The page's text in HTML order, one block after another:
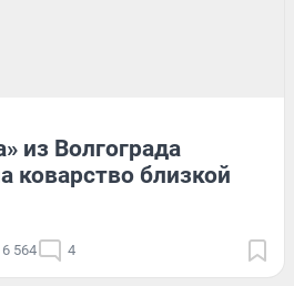
из Волгограда
коварство близкой
6 564 4